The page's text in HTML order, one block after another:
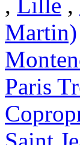
Martin)
Paris